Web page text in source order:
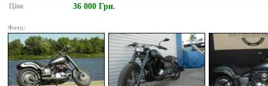
Ціна: 36 000 Грн.
Фото: